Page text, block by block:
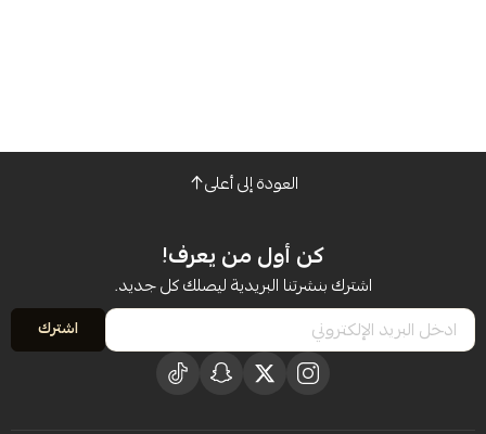
العودة إلى أعلى
كن أول من يعرف!
اشترك بنشرتنا البريدية ليصلك كل جديد.
اشترك